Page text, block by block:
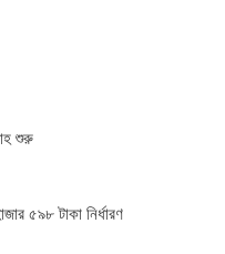
শুরু
৫৯৮ টাকা নির্ধারণ